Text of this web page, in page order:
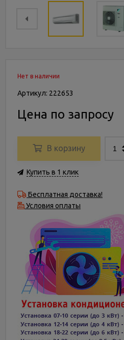
Нет в наличии
Артикул: 222653
Цена по запросу
В корзину
Купить в 1 клик
Бесплатная доставка!
Условия оплаты